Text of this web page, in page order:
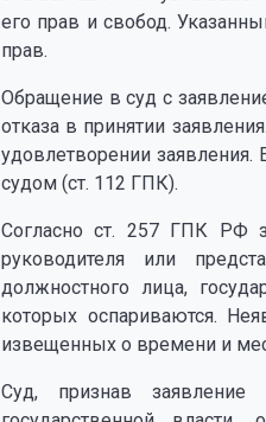
его прав и свобод.
прав.
Обращение в суд с
отказа в принятии
удовлетворении
судом (ст. 112 ГПК).
Согласно ст. 257 ГПК РФ
руководителя или
должностного лица,
которых оспариваются.
извещенных о времени и
Суд, признав заявление